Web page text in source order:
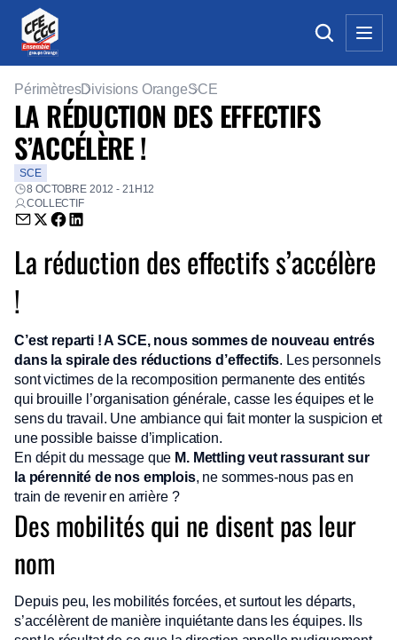
PérimètresDivisions OrangeSCE
LA RÉDUCTION DES EFFECTIFS
S’ACCÉLÈRE !
SCE
8 OCTOBRE 2012 - 21H12
COLLECTIF
Envoyer par email (nouvelle fenêtre)
Partager sur Twitter (nouvelle fenêtre)
Partager sur Facebook (nouvelle fenêtre)
Partager sur LinkedIn (nouvelle fenêtre)
La réduction des effectifs s’accélère
!
C’est reparti ! A SCE, nous sommes de nouveau entrés
dans la spirale des réductions d’effectifs. Les personnels
sont victimes de la recomposition permanente des entités
qui brouille l’organisation générale, casse les équipes et le
sens du travail. Une ambiance qui fait monter la suspicion et
une possible baisse d’implication.
En dépit du message que M. Mettling veut rassurant sur
la pérennité de nos emplois, ne sommes-nous pas en
train de revenir en arrière ?
Des mobilités qui ne disent pas leur
nom
Depuis peu, les mobilités forcées, et surtout les départs,
s’accélèrent de manière inquiétante dans les équipes. Ils